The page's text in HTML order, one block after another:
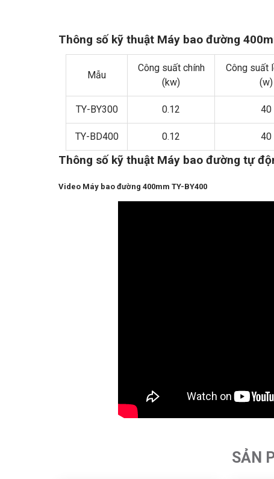
Thông số kỹ thuật Máy bao đường
Mẫu
Công suất chính
(kw)
Công suất
(w)
TY-BY300 0.12 40
TY-BD400 0.12 40
Thông số kỹ thuật Máy bao đường tự
Video Máy bao đường 400mm TY-BY400
SẢN